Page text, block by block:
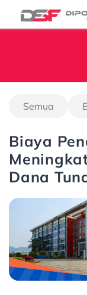
Semua
Biaya
Dana